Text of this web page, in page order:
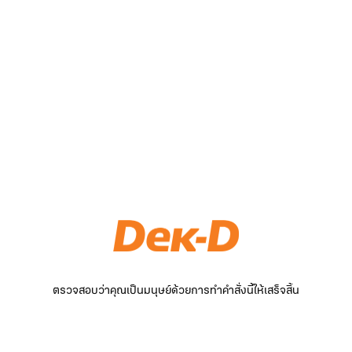
ตรวจสอบว่าคุณเป็นมนุษย์ด้วยการทำคำสั่งนี้ให้เสร็จสิ้น